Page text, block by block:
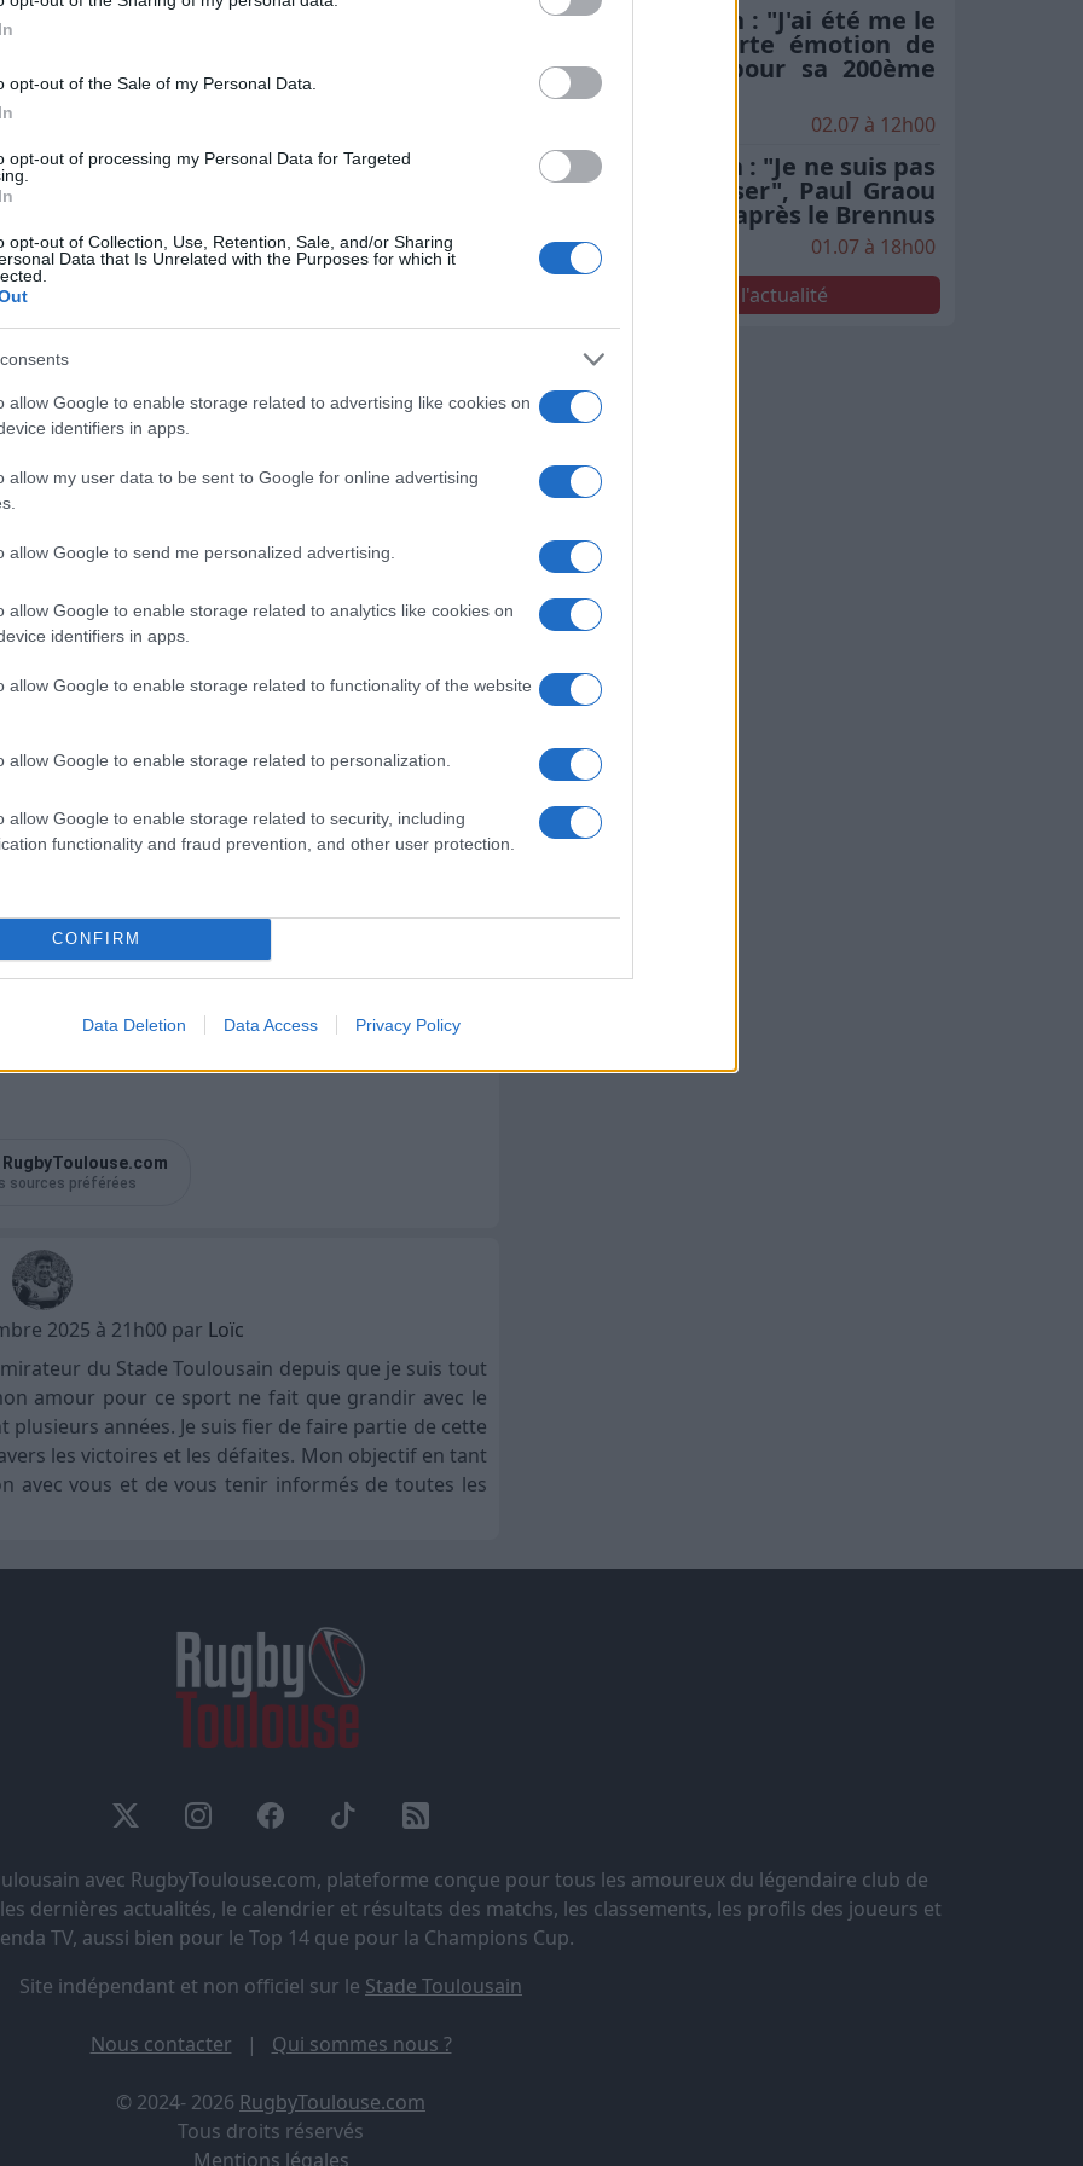
opt-out of the Sale of my Personal Data.
opt-out of processing my Personal Data for Targeted
opt-out of Collection, Use, Retention, Sale, and/or Sharing
Data that Is Unrelated with the Purposes for which it
allow Google to enable storage related to advertising like cookies on
identifiers in apps.
allow my user data to be sent to Google for online advertising
allow Google to send me personalized advertising.
allow Google to enable storage related to analytics like cookies on
identifiers in apps.
allow Google to enable storage related to functionality of the website
allow Google to enable storage related to personalization.
allow Google to enable storage related to security, including
functionality and fraud prevention, and other user protection.
CONFIRM
Data Deletion Data Access Privacy Policy
la tête froide et refuse de se concentrer
: "
qu'elle soit collective ou
grosses échéances qui vont arriver pour
comme armes offensives
de lui, le natif de Grenoble confirme la
: "J'essaie en tout cas d'apporter
au jeu. J'ai la chance d'évoluer dans
ce domaine-là."
sur certaines actions, Capuozzo
au jeu : "
Forcément sur les trois
le premier où je suis plus en
de pouvoir scorer sur ce genre d'action.
un point important sur lequel il faut que
passe de plus et cette vitesse
ne se refuse rien
également la richesse du collectif
registres.
à chacun de s'exprimer selon les
: "Après, c'est ce qui fait aussi la
ne se refuse rien, on peut jouer les
à certains moments, et chacun a notre
le jeu se débride un petit peu, j'essaie
RugbyToulouse.com
sources préférées
Stade Toulousain : "J'ai été me le
chercher", la forte émotion de
Rodrigue Neti pour sa 200ème
en finale
02.07 à 12h00
Stade Toulousain : "Je ne suis pas
le seul à le penser", Paul Graou
sacre Jack Willis après le Brennus
01.07 à 18h00
Voir toute l'actualité
2025 à 21h00 par Loïc
du Stade Toulousain depuis que je suis tout
amour pour ce sport ne fait que grandir avec le
années. Je suis fier de faire partie de cette
les victoires et les défaites. Mon objectif en tant
avec vous et de vous tenir informés de toutes les
avec RugbyToulouse.com, plateforme conçue pour tous les amoureux du légendaire club de
dernières actualités, le calendrier et résultats des matchs, les classements, les profils des joueurs et
TV, aussi bien pour le Top 14 que pour la Champions Cup.
Site indépendant et non officiel sur le Stade Toulousain
Nous contacter | Qui sommes nous ?
© 2024- 2026 RugbyToulouse.com
Tous droits réservés
Mentions légales